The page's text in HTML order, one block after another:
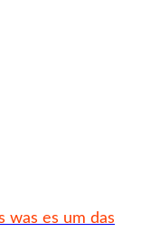
was es um das